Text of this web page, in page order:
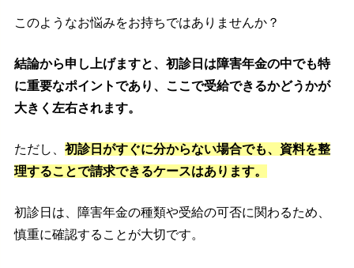
このようなお悩みをお持ちではありませんか？
結論から申し上げますと、初診日は障害年金の中でも特
に重要なポイントであり、ここで受給できるかどうかが
大きく左右されます。
ただし、 初診日がすぐに分からない場合でも、資料を整
理することで請求できるケースはあります。
初診日は、障害年金の種類や受給の可否に関わるため、
慎重に確認することが大切です。